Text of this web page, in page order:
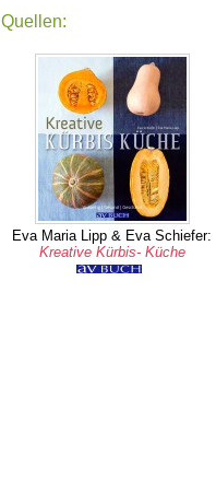
Quellen:
Eva Maria Lipp & Eva Schiefer:
Kreative Kürbis- Küche